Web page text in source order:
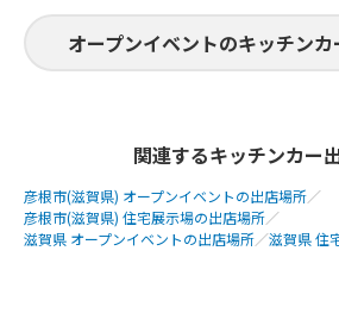
オープンイベントのキッチン
関連するキッチンカー
彦根市(滋賀県) オープンイベントの出店場所／
彦根市(滋賀県) 住宅展示場の出店場所／
滋賀県 オープンイベントの出店場所／滋賀県 住